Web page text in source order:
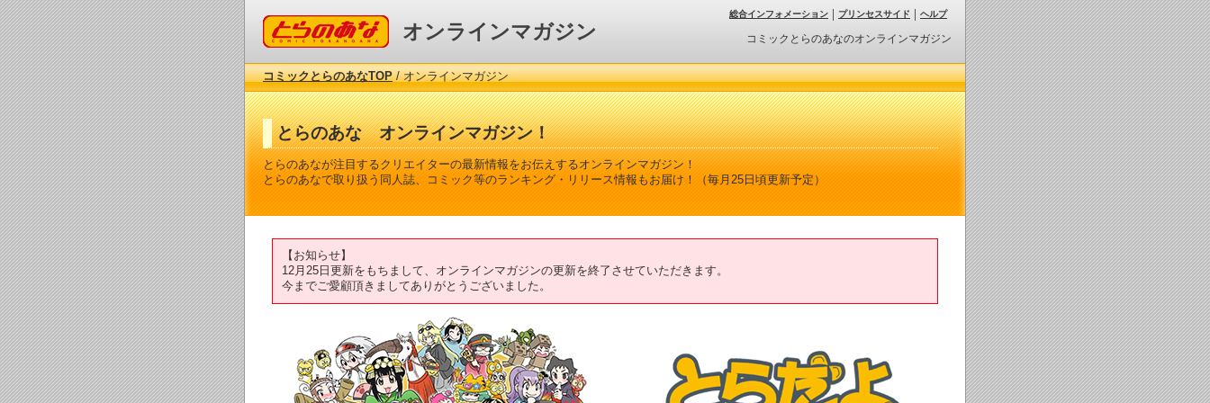
コミックとらのあな オンラインマガジン コミックとらのあなのオンラインマガジン
総合インフォメーション プリンセスサイド ヘルプ
コミックとらのあなTOP/ オンラインマガジン
とらのあな オンラインマガジン！
とらのあなが注目するクリエイターの最新情報をお伝えするオンラインマガジン！
とらのあなで取り扱う同人誌、コミック等のランキング・リリース情報もお届け！（毎月25日頃更新予定）
【お知らせ】
12月25日更新をもちまして、オンラインマガジンの更新を終了させていただきます。
今までご愛顧頂きましてありがとうございました。